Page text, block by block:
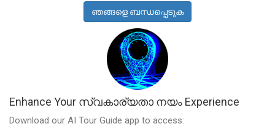
ഞങ്ങളെ ബന്ധപ്പെടുക
Enhance Your സ്വകാര്യതാ നയം Experience
Download our AI Tour Guide app to access: